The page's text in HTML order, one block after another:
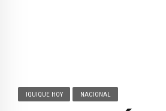
IQUIQUE HOY NACIONAL